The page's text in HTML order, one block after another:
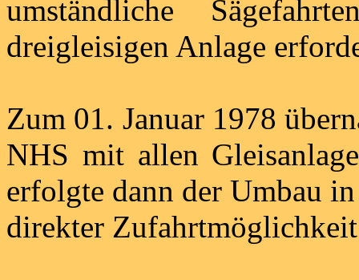
umständliche
dreigleisigen Anlage
Zum 01. Januar 1978
NHS mit allen
erfolgte dann der Umbau
direkter